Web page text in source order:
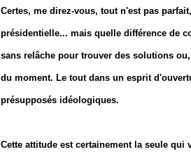
Certes, me direz-vous, tout n'est pas
présidentielle... mais quelle différence de
sans relâche pour trouver des solutions
du moment. Le tout dans un esprit
présupposés idéologiques.
Cette attitude est certainement la seule